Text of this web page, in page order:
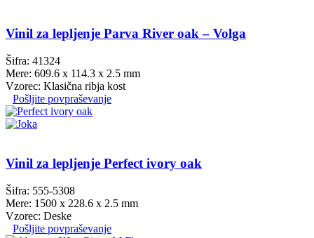
Vinil za lepljenje Parva River oak – Volga
Šifra: 41324
Mere: 609.6 x 114.3 x 2.5 mm
Vzorec: Klasična ribja kost
Pošljite povpraševanje
Vinil za lepljenje Perfect ivory oak
Šifra: 555-5308
Mere: 1500 x 228.6 x 2.5 mm
Vzorec: Deske
Pošljite povpraševanje